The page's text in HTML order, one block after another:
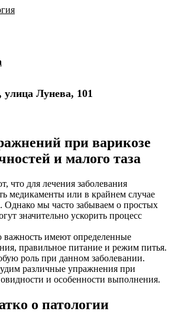
Лунева, 101
при варикозе
и малого таза
что для лечения заболевания
медикаменты или в крайнем случае
Однако мы часто забываем о простых
значительно ускорить процесс
важность имеют определенные
правильное питание и режим питья.
роль при данном заболевании.
различные упражнения при
и особенности выполнения.
о патологии